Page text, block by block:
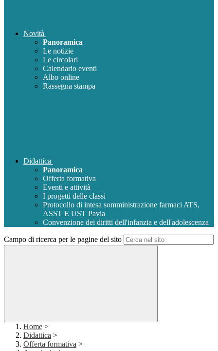
Novità
Panoramica
Le notizie
Le circolari
Calendario eventi
Albo online
Rassegna stampa
Didattica
Panoramica
Offerta formativa
Eventi e attività
I progetti delle classi
Protocollo di intesa somministrazione farmaci ATS,
ASST E UST Pavia
Convenzione dei diritti dell'infanzia e dell'adolescenza
Campo di ricerca per le pagine del sito
Home >
Didattica >
Offerta formativa >